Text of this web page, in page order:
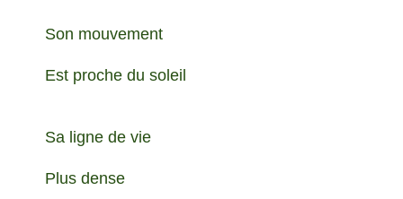
Son mouvement
Est proche du soleil
Sa ligne de vie
Plus dense